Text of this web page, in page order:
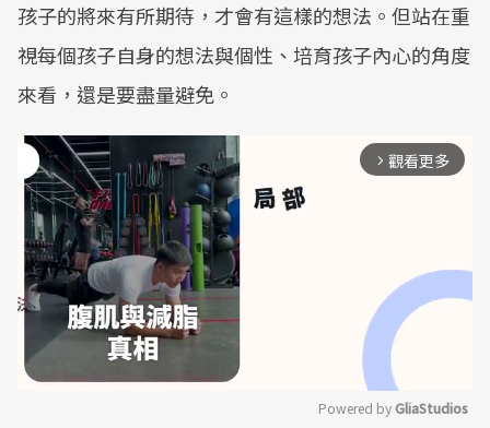
孩子的將來有所期待，才會有這樣的想法。但站在重
視每個孩子自身的想法與個性、培育孩子內心的角度
來看，還是要盡量避免。
arrow_forward_ios 觀看更多
Powered by GliaStudios